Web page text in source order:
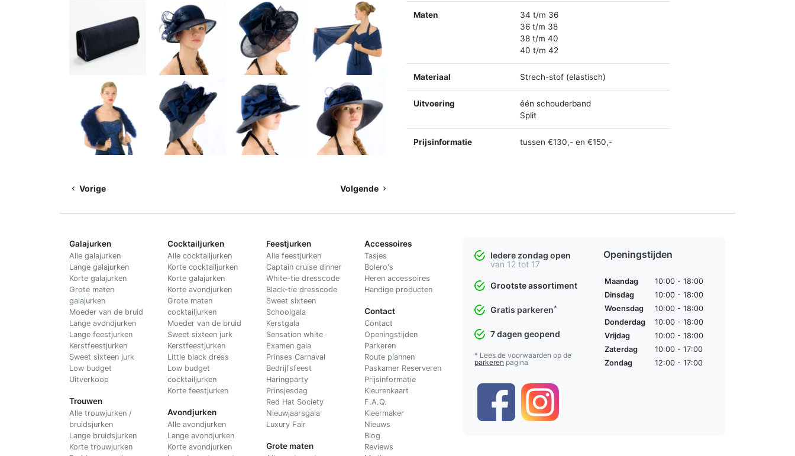
Maten
34 t/m 36
36 t/m 38
38 t/m 40
40 t/m 42
Materiaal Strech-stof (elastisch)
Uitvoering
één schouderband
Split
Prijsinformatie tussen €130,- en €150,-
Vorige Volgende
Galajurken
Alle galajurken
Lange galajurken
Korte galajurken
Grote maten
galajurken
Moeder van de bruid
Lange avondjurken
Lange feestjurken
Kerstfeestjurken
Sweet sixteen jurk
Low budget
Uitverkoop
Trouwen
Alle trouwjurken /
bruidsjurken
Lange bruidsjurken
Korte trouwjurken
Cocktailjurken
Alle cocktailjurken
Korte cocktailjurken
Korte galajurken
Korte avondjurken
Grote maten
cocktailjurken
Moeder van de bruid
Sweet sixteen jurk
Kerstfeestjurken
Little black dress
Low budget
cocktailjurken
Korte feestjurken
Avondjurken
Alle avondjurken
Lange avondjurken
Korte avondjurken
Feestjurken
Alle feestjurken
Captain cruise dinner
White-tie dresscode
Black-tie dresscode
Sweet sixteen
Schoolgala
Kerstgala
Sensation white
Examen gala
Prinses Carnaval
Bedrijfsfeest
Haringparty
Prinsjesdag
Red Hat Society
Nieuwjaarsgala
Luxury Fair
Grote maten
Accessoires
Tasjes
Bolero's
Heren accessoires
Handige producten
Contact
Contact
Openingstijden
Parkeren
Route plannen
Paskamer Reserveren
Prijsinformatie
Kleurenkaart
F.A.Q.
Kleermaker
Nieuws
Blog
Reviews
Iedere zondag open
van 12 tot 17
Grootste assortiment
Gratis parkeren*
7 dagen geopend
* Lees de voorwaarden op de
parkeren pagina
Openingstijden
Maandag
10:00 - 18:00
Dinsdag
10:00 - 18:00
Woensdag
10:00 - 18:00
Donderdag
10:00 - 18:00
Vrijdag
10:00 - 18:00
Zaterdag
10:00 - 17:00
Zondag
12:00 - 17:00